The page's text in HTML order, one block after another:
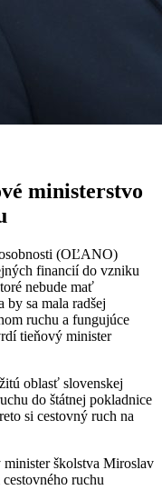
ministerstvo
(OĽANO)
financií do vzniku
nebude mať
sa mala radšej
ruchu a fungujúce
tieňový minister
oblasť slovenskej
do štátnej pokladnice
si cestovný ruch na
školstva Miroslav
ruchu